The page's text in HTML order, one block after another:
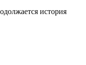
история